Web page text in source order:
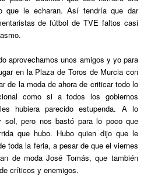
que le echaran. Así tendría que dar
de fútbol de TVE faltos casi
aprovechamos unos amigos y yo para
en la Plaza de Toros de Murcia con
de la moda de ahora de criticar todo lo
como si a todos los gobiernos
hubiera parecido estupenda. A lo
sol, pero nos bastó para lo poco que
que hubo. Hubo quien dijo que le
toda la feria, a pesar de que el viernes
de moda José Tomás, que también
críticos y enemigos.